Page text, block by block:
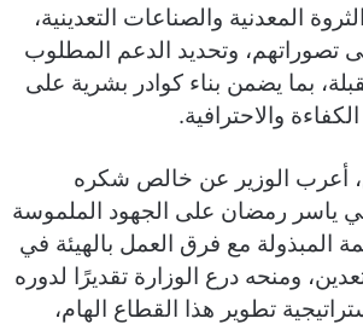
المعدنية والصناعات التعدينية،
تصوراتهم، وتحديد الدعم المطلوب
بما يضمن بناء كوادر بشرية على
والاحترافية.
أعرب الوزير عن خالص شكره
ياسر رمضان على الجهود الملموسة
المبذولة مع فرق العمل بالهيئة في
ومنحه درع الوزارة تقديرًا لدوره
تطوير هذا القطاع الهام،